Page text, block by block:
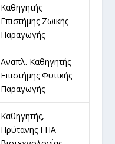
Καθηγητής
Επιστήμης Ζωικής
Παραγωγής
Αναπλ. Καθηγητής
Επιστήμης Φυτικής
Παραγωγής
Καθηγητής,
Πρύτανης ΓΠΑ